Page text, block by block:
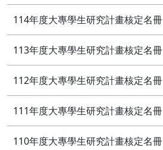
114年度大專學生研究計畫核定名冊
113年度大專學生研究計畫核定名冊
112年度大專學生研究計畫核定名冊
111年度大專學生研究計畫核定名冊
110年度大專學生研究計畫核定名冊